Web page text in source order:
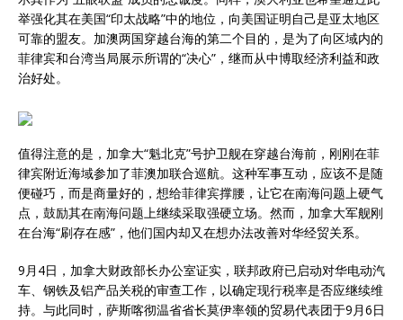
举强化其在美国“印太战略”中的地位，向美国证明自己是亚太地区
可靠的盟友。加澳两国穿越台海的第二个目的，是为了向区域内的
菲律宾和台湾当局展示所谓的“决心”，继而从中博取经济利益和政
治好处。
值得注意的是，加拿大“魁北克”号护卫舰在穿越台海前，刚刚在菲
律宾附近海域参加了菲澳加联合巡航。这种军事互动，应该不是随
便碰巧，而是商量好的，想给菲律宾撑腰，让它在南海问题上硬气
点，鼓励其在南海问题上继续采取强硬立场。然而，加拿大军舰刚
在台海“刷存在感”，他们国内却又在想办法改善对华经贸关系。
9月4日，加拿大财政部长办公室证实，联邦政府已启动对华电动汽
车、钢铁及铝产品关税的审查工作，以确定现行税率是否应继续维
持。与此同时，萨斯喀彻温省省长莫伊率领的贸易代表团于9月6日